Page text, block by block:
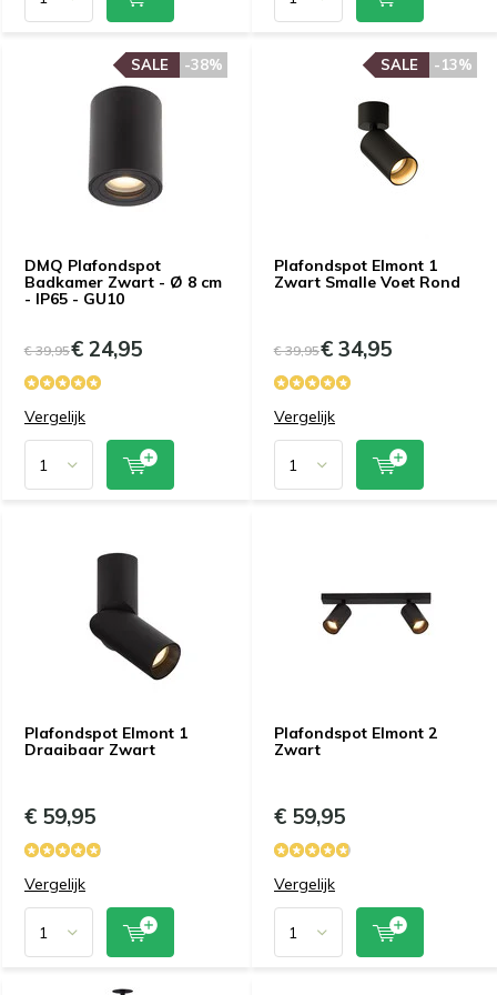
DMQ Plafondspot
Badkamer Zwart - Ø 8 cm
- IP65 - GU10
-38%
SALE
€ 39,95€ 24,95
Vergelijk
Plafondspot Elmont 1
Zwart Smalle Voet Rond
-13%
SALE
€ 39,95€ 34,95
Vergelijk
Plafondspot Elmont 1
Draaibaar Zwart
€ 59,95
Vergelijk
Plafondspot Elmont 2
Zwart
€ 59,95
Vergelijk